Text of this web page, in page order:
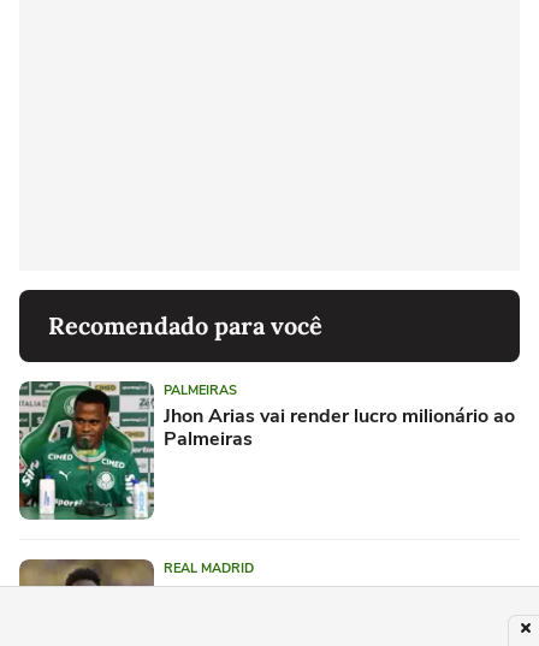
Recomendado para você
PALMEIRAS
Jhon Arias vai render lucro milionário ao
Palmeiras
REAL MADRID
Vini Jr aceita proposta do Arsenal, crava